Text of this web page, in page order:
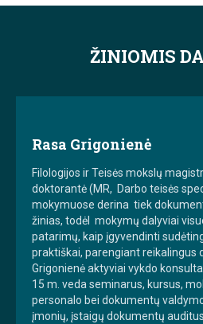
ŽINIOMIS
Rasa Grigonienė
Filologijos ir Teisės mokslų
doktorantė (MR, Darbo teisės
mokymuose derina tiek
žinias, todėl mokymų dalyviai
patarimų, kaip įgyvendinti
praktiškai, parengiant reikalingus
Grigonienė aktyviai vykdo
15 m. veda seminarus, kursus,
personalo bei dokumentų
įmonių, įstaigų dokumentų